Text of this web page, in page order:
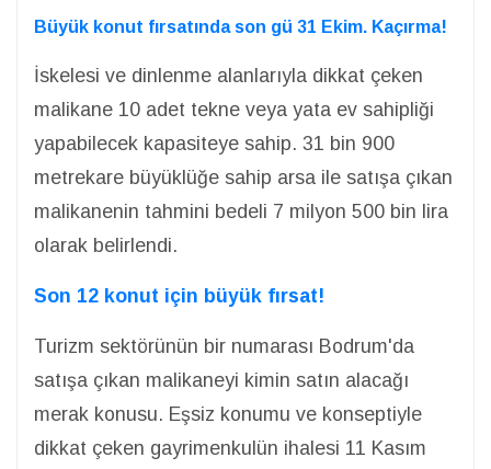
Büyük konut fırsatında son gü 31 Ekim. Kaçırma!
İskelesi ve dinlenme alanlarıyla dikkat çeken
malikane 10 adet tekne veya yata ev sahipliği
yapabilecek kapasiteye sahip. 31 bin 900
metrekare büyüklüğe sahip arsa ile satışa çıkan
malikanenin tahmini bedeli 7 milyon 500 bin lira
olarak belirlendi.
Son 12 konut için büyük fırsat!
Turizm sektörünün bir numarası Bodrum'da
satışa çıkan malikaneyi kimin satın alacağı
merak konusu. Eşsiz konumu ve konseptiyle
dikkat çeken gayrimenkulün ihalesi 11 Kasım